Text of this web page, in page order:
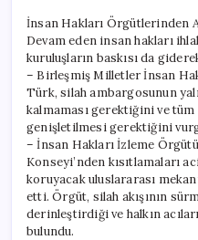
İnsan Hakları Örgütlerinden
Devam eden insan hakları
kuruluşların baskısı da
– Birleşmiş Milletler İnsan
Türk, silah ambargosunun
kalmaması gerektiğini ve tüm
genişletilmesi gerektiğini
– İnsan Hakları İzleme
Konseyi’nden kısıtlamaları
koruyacak uluslararası
etti. Örgüt, silah akışının
derinleştirdiği ve halkın
bulundu.